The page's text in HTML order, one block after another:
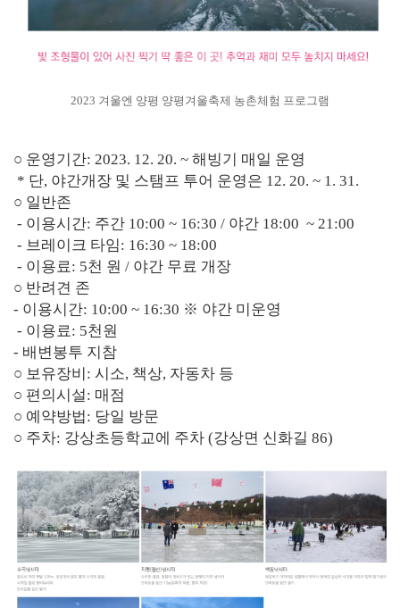
2023 겨울엔 양평 양평겨울축제 농촌체험 프로그램
○ 운영기간: 2023. 12. 20. ~ 해빙기 매일 운영
* 단, 야간개장 및 스탬프 투어 운영은 12. 20. ~ 1. 31.
○ 일반존
- 이용시간: 주간 10:00 ~ 16:30 / 야간 18:00 ~ 21:00
- 브레이크 타임: 16:30 ~ 18:00
- 이용료: 5천 원 / 야간 무료 개장
○ 반려견 존
- 이용시간: 10:00 ~ 16:30 ※ 야간 미운영
- 이용료: 5천원
- 배변봉투 지참
○ 보유장비: 시소, 책상, 자동차 등
○ 편의시설: 매점
○ 예약방법: 당일 방문
○ 주차: 강상초등학교에 주차 (강상면 신화길 86)